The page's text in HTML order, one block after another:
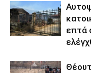
επτά